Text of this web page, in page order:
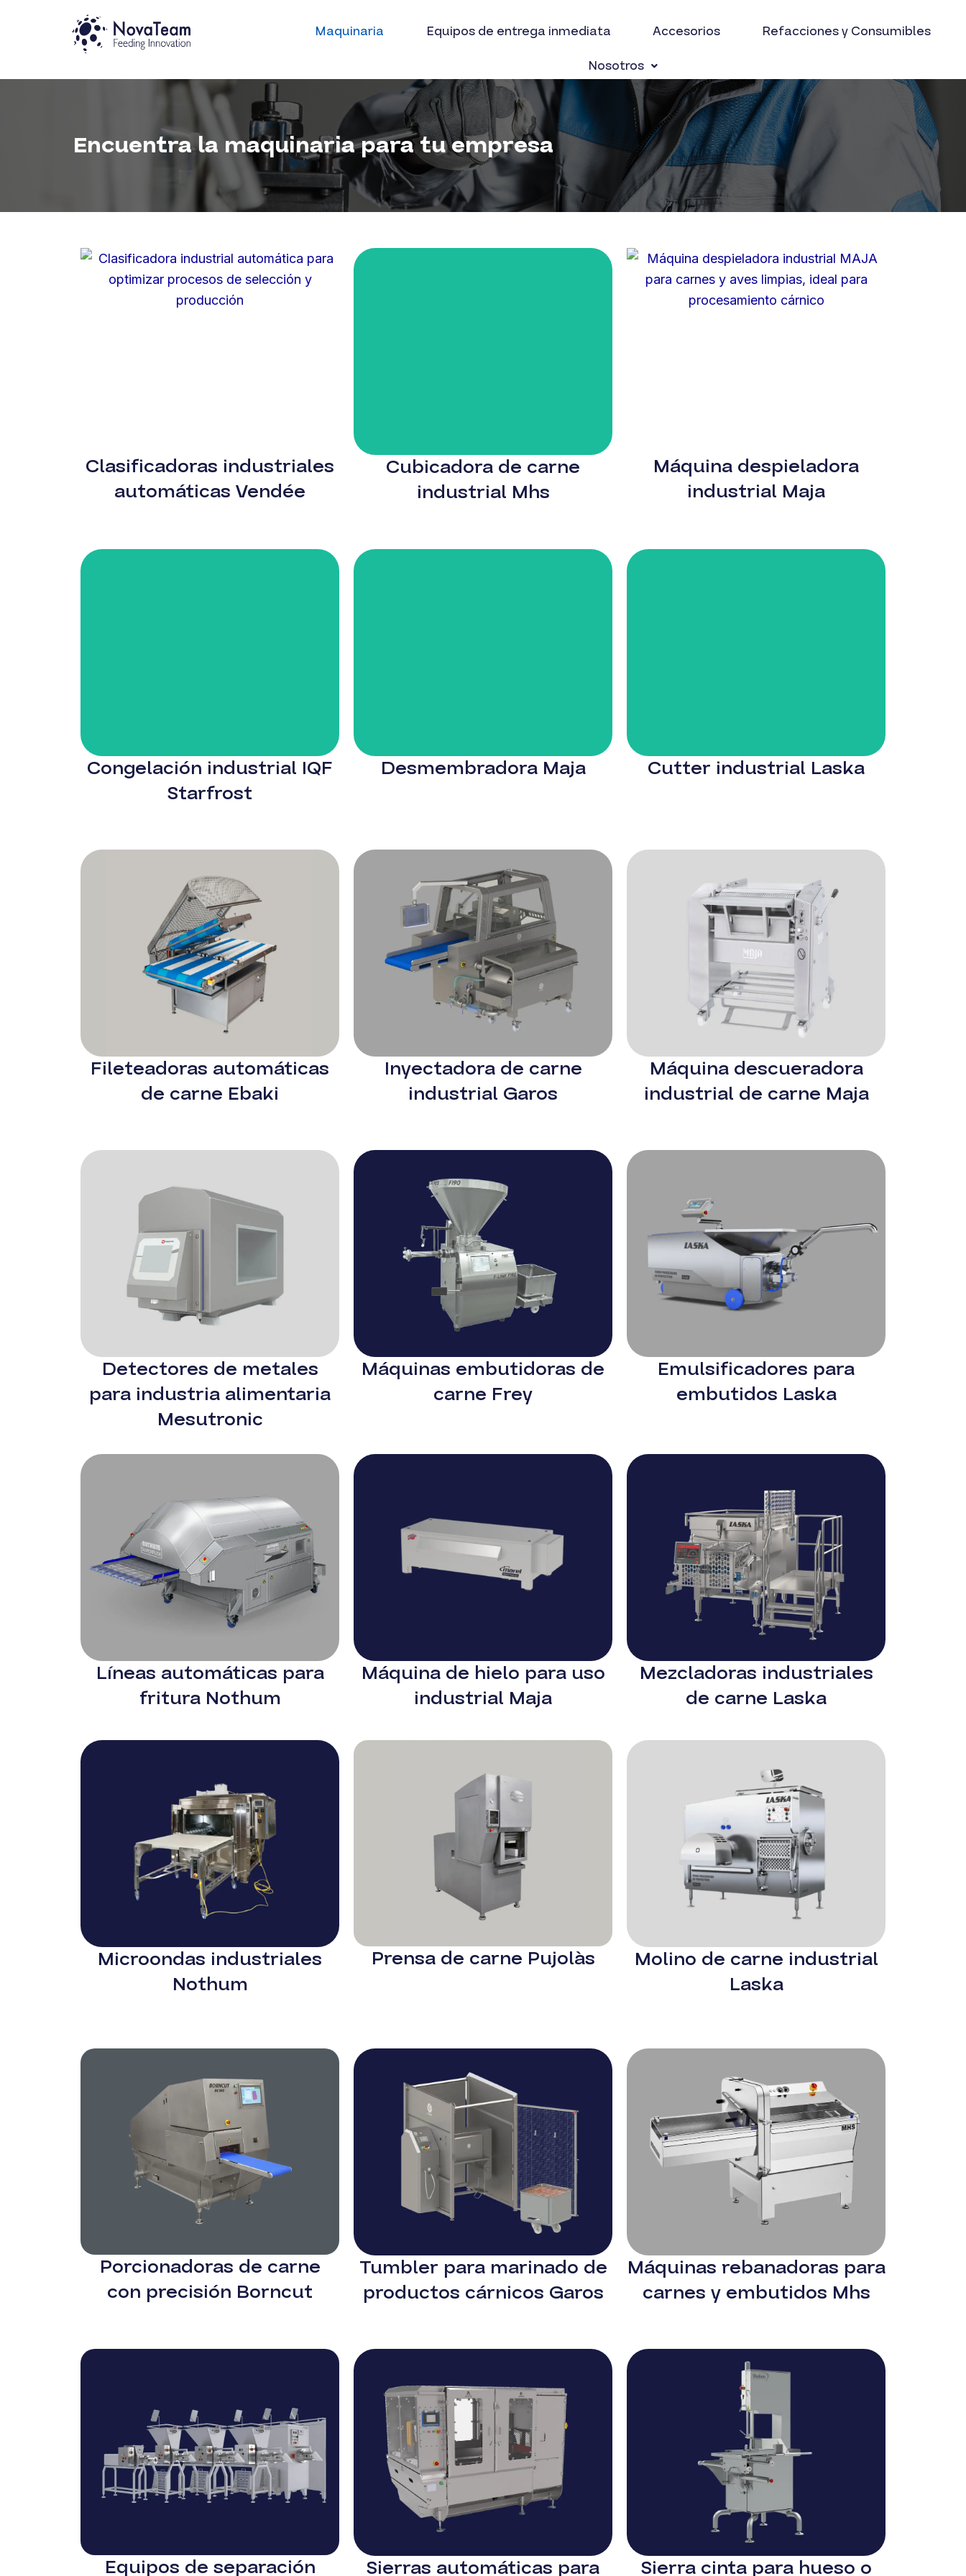
Maquinaria Equipos de entrega inmediata Accesorios
Refacciones y Consumibles
Nosotros
Encuentra la maquinaria para tu empresa
Clasificadoras industriales
automáticas Vendée
Cubicadora de carne
industrial Mhs
Máquina despieladora
industrial Maja
Congelación industrial IQF
Starfrost
Desmembradora Maja Cutter industrial Laska
Fileteadoras automáticas
de carne Ebaki
Inyectadora de carne
industrial Garos
Máquina descueradora
industrial de carne Maja
Detectores de metales
para industria alimentaria
Mesutronic
Máquinas embutidoras de
carne Frey
Emulsificadores para
embutidos Laska
Líneas automáticas para
fritura Nothum
Máquina de hielo para uso
industrial Maja
Mezcladoras industriales
de carne Laska
Microondas industriales
Nothum
Prensa de carne Pujolàs
Molino de carne industrial
Laska
Porcionadoras de carne
con precisión Borncut
Tumbler para marinado de
productos cárnicos Garos
Máquinas rebanadoras para
carnes y embutidos Mhs
Equipos de separación Sierras automáticas para Sierra cinta para hueso o